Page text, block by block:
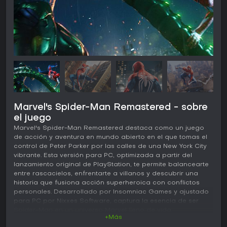
Marvel's Spider-Man Remastered - sobre
el juego
Marvel's Spider-Man Remastered destaca como un juego
de acción y aventura en mundo abierto en el que tomas el
control de Peter Parker por las calles de una New York City
vibrante. Esta versión para PC, optimizada a partir del
lanzamiento original de PlayStation, te permite balancearte
entre rascacielos, enfrentarte a villanos y descubrir una
historia que fusiona acción superheroica con conflictos
personales. Desarrollado por Insomniac Games y ajustado
para PC por Nixxes Software, captura la esencia de ser
+Más